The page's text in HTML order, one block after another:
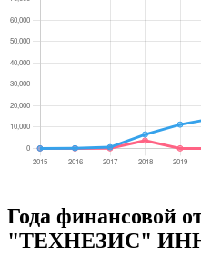
Года финансовой
"ТЕХНЕЗИС" ИНН